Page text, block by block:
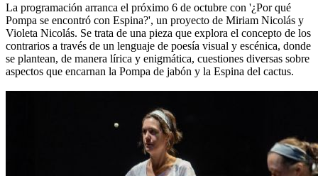
La programación arranca el próximo 6 de octubre con '¿Por qué
Pompa se encontró con Espina?', un proyecto de Miriam Nicolás y
Violeta Nicolás. Se trata de una pieza que explora el concepto de los
contrarios a través de un lenguaje de poesía visual y escénica, donde
se plantean, de manera lírica y enigmática, cuestiones diversas sobre
aspectos que encarnan la Pompa de jabón y la Espina del cactus.